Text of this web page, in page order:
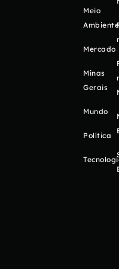
Meio
Ambiente
Mercado
Minas
Gerais
Mundo
Política